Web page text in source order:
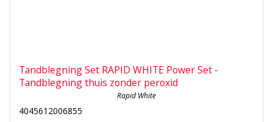
Tandblegning Set RAPID WHITE Power Set -
Tandblegning thuis zonder peroxid
Rapid White
4045612006855